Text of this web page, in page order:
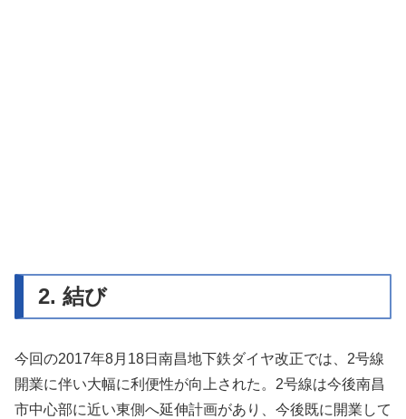
2. 結び
今回の2017年8月18日南昌地下鉄ダイヤ改正では、2号線
開業に伴い大幅に利便性が向上された。2号線は今後南昌
市中心部に近い東側へ延伸計画があり、今後既に開業して